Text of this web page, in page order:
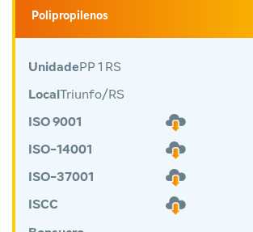
Polipropilenos
Unidade PP 1 RS
Local Triunfo/RS
ISO 9001
ISO-14001
ISO-37001
ISCC